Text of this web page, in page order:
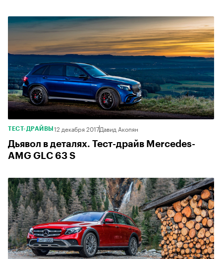
ТЕСТ-ДРАЙВЫ 12 декабря 2017Давид Акопян
Дьявол в деталях. Тест-драйв Mercedes-
AMG GLC 63 S